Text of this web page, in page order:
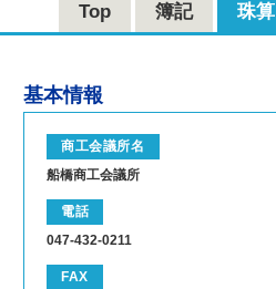
Top 簿記 珠算
基本情報
商工会議所名
船橋商工会議所
電話
047-432-0211
FAX